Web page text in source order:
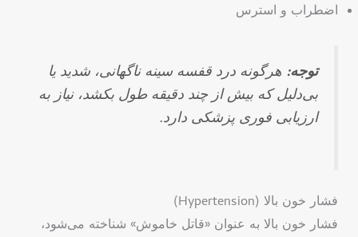
اضطراب و استرس
توجه: هرگونه درد قفسه سینه ناگهانی، شدید یا
بی‌دلیل که بیش از چند دقیقه طول بکشد، نیاز به
ارزیابی فوری پزشکی دارد.
فشار خون بالا (Hypertension)
فشار خون بالا به عنوان «قاتل خاموش» شناخته می‌شود،